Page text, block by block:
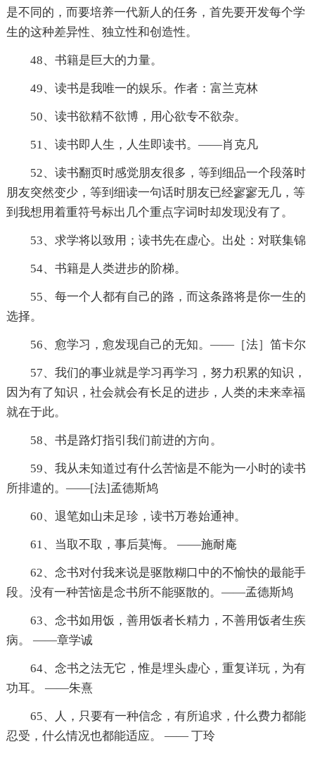
是不同的，而要培养一代新人的任务，首先要开发每个学
生的这种差异性、独立性和创造性。
48、书籍是巨大的力量。
49、读书是我唯一的娱乐。作者：富兰克林
50、读书欲精不欲博，用心欲专不欲杂。
51、读书即人生，人生即读书。——肖克凡
52、读书翻页时感觉朋友很多，等到细品一个段落时
朋友突然变少，等到细读一句话时朋友已经寥寥无几，等
到我想用着重符号标出几个重点字词时却发现没有了。
53、求学将以致用；读书先在虚心。出处：对联集锦
54、书籍是人类进步的阶梯。
55、每一个人都有自己的路，而这条路将是你一生的
选择。
56、愈学习，愈发现自己的无知。——［法］笛卡尔
57、我们的事业就是学习再学习，努力积累的知识，
因为有了知识，社会就会有长足的进步，人类的未来幸福
就在于此。
58、书是路灯指引我们前进的方向。
59、我从未知道过有什么苦恼是不能为一小时的读书
所排遣的。——[法]孟德斯鸠
60、退笔如山未足珍，读书万卷始通神。
61、当取不取，事后莫悔。 ——施耐庵
62、念书对付我来说是驱散糊口中的不愉快的最能手
段。没有一种苦恼是念书所不能驱散的。——孟德斯鸠
63、念书如用饭，善用饭者长精力，不善用饭者生疾
病。 ——章学诚
64、念书之法无它，惟是埋头虚心，重复详玩，为有
功耳。 ——朱熹
65、人，只要有一种信念，有所追求，什么费力都能
忍受，什么情况也都能适应。 —— 丁玲